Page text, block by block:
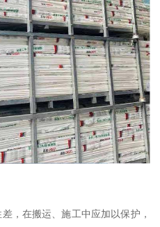
，在搬运、施工中应加以保护，